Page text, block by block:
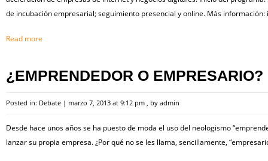
de incubación empresarial; seguimiento presencial y online. Más información:
Read more
¿EMPRENDEDOR O EMPRESARIO?
Posted in: Debate | marzo 7, 2013 at 9:12 pm , by admin
Desde hace unos años se ha puesto de moda el uso del neologismo
lanzar su propia empresa. ¿Por qué no se les llama, sencillamente,